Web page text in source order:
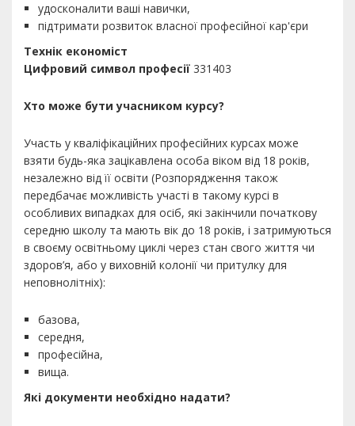
удосконалити ваші навички,
підтримати розвиток власної професійної кар'єри
Технік економіст
Цифровий символ професії 331403
Хто може бути учасником курсу?
Участь у кваліфікаційних професійних курсах може
взяти будь-яка зацікавлена особа віком від 18 років,
незалежно від її освіти (Розпорядження також
передбачає можливість участі в такому курсі в
особливих випадках для осіб, які закінчили початкову
середню школу та мають вік до 18 років, і затримуються
в своєму освітньому циклі через стан свого життя чи
здоров’я, або у виховній колонії чи притулку для
неповнолітніх):
базова,
середня,
професійна,
вища.
Які документи необхідно надати?